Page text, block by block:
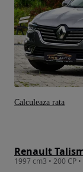
Renault
Calculeaza rata